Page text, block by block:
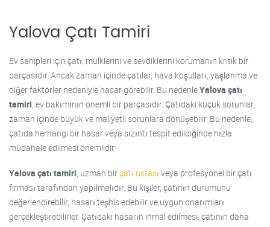
Yalova Çatı Tamiri
Ev sahipleri için çatı, mülklerini ve sevdiklerini korumanın kritik bir
parçasıdır. Ancak zaman içinde çatılar, hava koşulları, yaşlanma ve
diğer faktörler nedeniyle hasar görebilir. Bu nedenleYalova çatı
tamiri , ev bakımının önemli bir parçasıdır. Çatıdaki küçük sorunlar,
zaman içinde büyük ve maliyetli sorunlara dönüşebilir. Bu nedenle,
çatıda herhangi bir hasar veya sızıntı tespit edildiğinde hızla
müdahale edilmesi önemlidir.
Yalova çatı tamiri , uzman birçatı ustası veya profesyonel bir çatı
firması tarafından yapılmalıdır. Bu kişiler, çatının durumunu
değerlendirebilir, hasarı teşhis edebilir ve uygun onarımları
gerçekleştirebilirler. Çatıdaki hasarın ihmal edilmesi, çatının daha